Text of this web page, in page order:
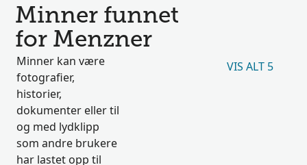
Minner funnet
for Menzner
Minner kan være
fotografier,
historier,
dokumenter eller til
og med lydklipp
som andre brukere
har lastet opp til
VIS ALT 5